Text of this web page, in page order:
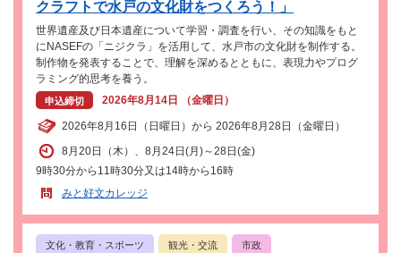
クラフトで水戸の文化財をつくろう！」
世界遺産及び日本遺産について学習・調査を行い、その知識をもと
にNASEFの「ニジクラ」を活用して、水戸市の文化財を制作する。
制作物を発表することで、理解を深めるとともに、表現力やプログ
ラミング的思考を養う。
申込締切 2026年8月14日 （金曜日）
2026年8月16日（日曜日）から 2026年8月28日（金曜日）
8月20日（木）、8月24日(月)～28日(金)
9時30分から11時30分又は14時から16時
みと好文カレッジ
文化・教育・スポーツ 観光・交流 市政